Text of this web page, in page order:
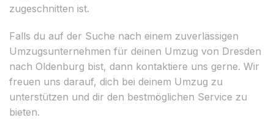
zugeschnitten ist.
Falls du auf der Suche nach einem zuverlässigen
Umzugsunternehmen für deinen Umzug von Dresden
nach Oldenburg bist, dann kontaktiere uns gerne. Wir
freuen uns darauf, dich bei deinem Umzug zu
unterstützen und dir den bestmöglichen Service zu
bieten.